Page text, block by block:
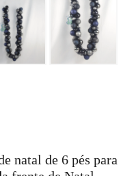
natal de 6 pés para